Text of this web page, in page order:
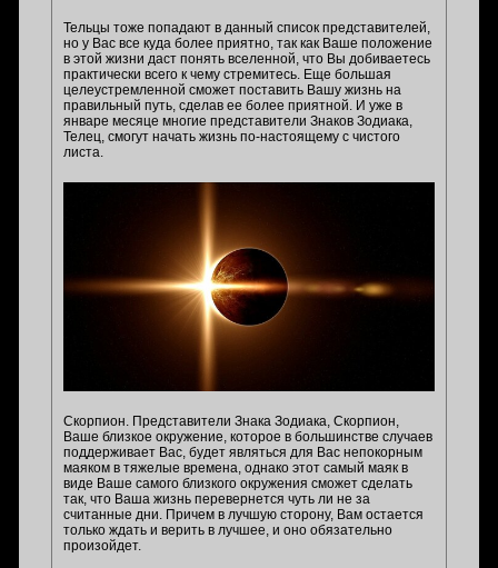
Тельцы тоже попадают в данный список представителей,
но у Вас все куда более приятно, так как Ваше положение
в этой жизни даст понять вселенной, что Вы добиваетесь
практически всего к чему стремитесь. Еще большая
целеустремленной сможет поставить Вашу жизнь на
правильный путь, сделав ее более приятной. И уже в
январе месяце многие представители Знаков Зодиака,
Телец, смогут начать жизнь по-настоящему с чистого
листа.
Скорпион. Представители Знака Зодиака, Скорпион,
Ваше близкое окружение, которое в большинстве случаев
поддерживает Вас, будет являться для Вас непокорным
маяком в тяжелые времена, однако этот самый маяк в
виде Ваше самого близкого окружения сможет сделать
так, что Ваша жизнь перевернется чуть ли не за
считанные дни. Причем в лучшую сторону, Вам остается
только ждать и верить в лучшее, и оно обязательно
произойдет.